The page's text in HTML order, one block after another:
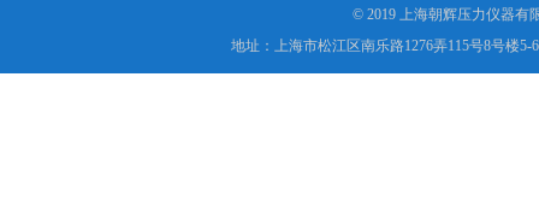
© 2019 上海朝辉压力仪器有
地址：上海市松江区南乐路1276弄115号8号楼5-